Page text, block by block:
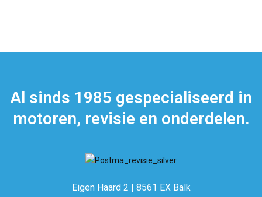
Al sinds 1985 gespecialiseerd in
motoren, revisie en onderdelen.
Eigen Haard 2 | 8561 EX Balk